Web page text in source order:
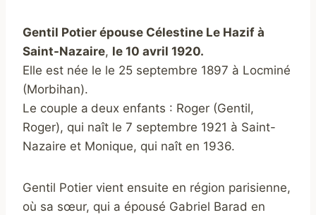
Gentil Potier épouse Célestine Le Hazif à
Saint-Nazaire, le 10 avril 1920.
Elle est née le le 25 septembre 1897 à Locminé
(Morbihan).
Le couple a deux enfants : Roger (Gentil,
Roger), qui naît le 7 septembre 1921 à Saint-
Nazaire et Monique, qui naît en 1936.
Gentil Potier vient ensuite en région parisienne,
où sa sœur, qui a épousé Gabriel Barad en